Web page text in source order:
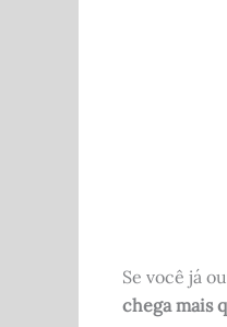
Se você já
chega mais